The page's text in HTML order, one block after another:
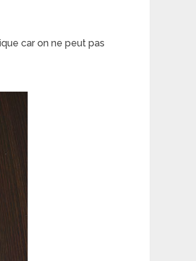
car on ne peut pas